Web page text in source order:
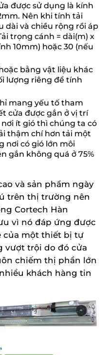
được sử dụng là kính
Nên khi tính tải
dài và chiều rộng rồi áp
trọng cánh = dài(m) x
10mm) hoặc 30 (nếu
bằng vật liệu khác
lượng riêng để tính
mang yếu tố tham
cửa được gắn ở vị trí
ít gió thì chúng ta có
thậm chí hơn tải một
nơi có gió lớn môi
gắn không quá ở 75%
và sản phẩm ngày
trên thị trường nên
Cortech Hàn
vì nó đáp ứng được
của một thiết bị tự
vượt trội do đó cửa
chiếm thị phần lớn
khách hàng tin